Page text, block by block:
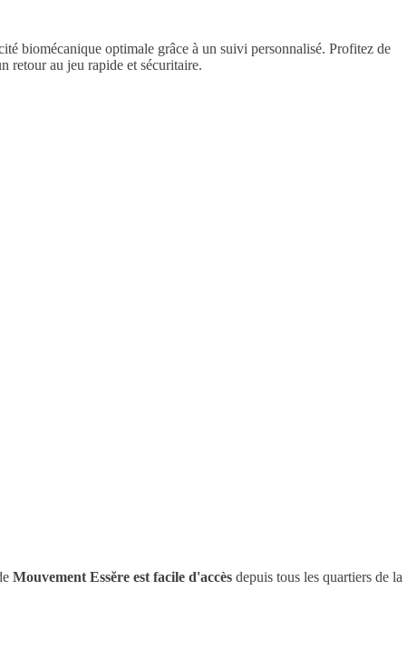
biomécanique optimale grâce à un suivi personnalisé. Profitez de
retour au jeu rapide et sécuritaire.
Mouvement Essĕre est facile d'accès depuis tous les quartiers de la